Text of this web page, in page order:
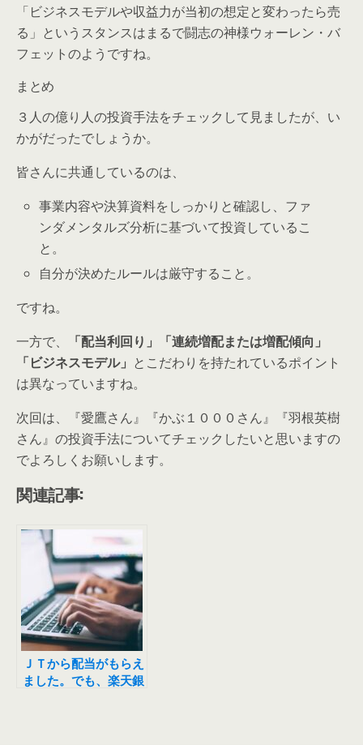
「ビジネスモデルや収益力が当初の想定と変わったら売
る」というスタンスはまるで闘志の神様ウォーレン・バ
フェットのようですね。
まとめ
３人の億り人の投資手法をチェックして見ましたが、い
かがだったでしょうか。
皆さんに共通しているのは、
事業内容や決算資料をしっかりと確認し、ファ
ンダメンタルズ分析に基づいて投資しているこ
と。
自分が決めたルールは厳守すること。
ですね。
一方で、
「配当利回り」「連続増配または増配傾向」
「ビジネスモデル」 とこだわりを持たれているポイント
は異なっていますね。
次回は、『愛鷹さん』『かぶ１０００さん』『羽根英樹
さん』の投資手法についてチェックしたいと思いますの
でよろしくお願いします。
関連記事:
ＪＴから配当がもらえ
ました。でも、楽天銀